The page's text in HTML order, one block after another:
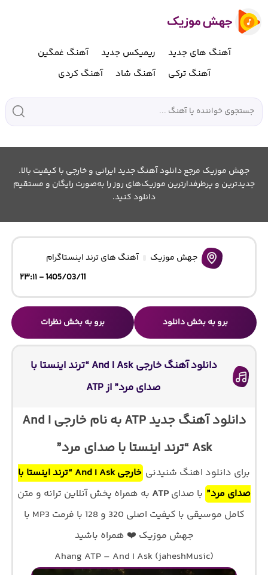
آهنگ های جدید ریمیکس جدید
آهنگ غمگین
آهنگ ترکی
آهنگ شاد آهنگ کردی
جهش موزیک مرجع دانلود آهنگ جدید ایرانی و خارجی با کیفیت بالا.
جدیدترین و پرطرفدارترین موزیک‌های روز را به‌صورت رایگان و مستقیم
دانلود کنید.
جهش موزیک
آهنگ های ترند اینستاگرام
1405/03/11 - ۲۳:۱۱
برو به بخش دانلود برو به بخش نظرات
دانلود آهنگ خارجی And I Ask “ترند اینستا با
صدای مرد” از ATP
دانلود آهنگ جدید ATP به نام خارجی And I
Ask “ترند اینستا با صدای مرد”
برای دانلود اهنگ شنیدنی
خارجی And I Ask “ترند اینستا با
صدای مرد” با صدای ATP به همراه پخش آنلاین ترانه و متن
کامل موسیقی با کیفیت اصلی 320 و 128 با فرمت MP3 با
جهش موزیک ❤️ همراه باشید
Ahang ATP – And I Ask (jaheshMusic)